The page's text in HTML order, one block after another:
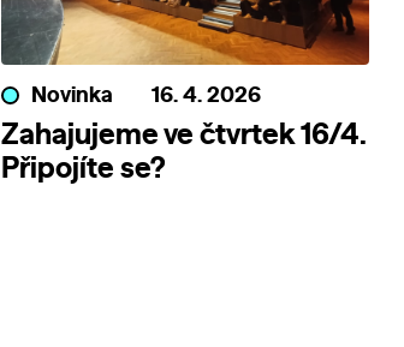
Novinka 16. 4. 2026
Zahajujeme ve čtvrtek 16/4.
Připojíte se?